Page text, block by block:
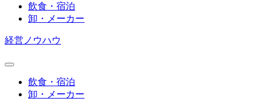
飲食・宿泊
卸・メーカー
経営ノウハウ
飲食・宿泊
卸・メーカー